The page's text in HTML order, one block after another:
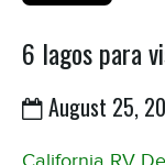
6 lagos para
August 25,
California RV